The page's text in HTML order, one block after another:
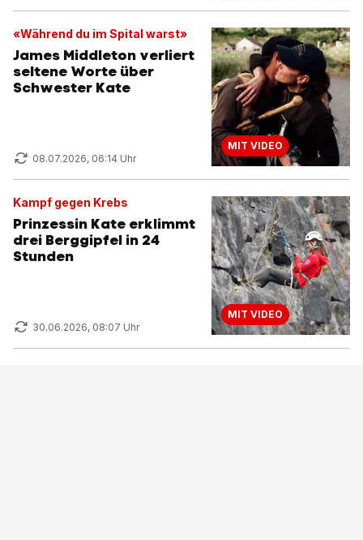
«Während du im Spital warst»
James Middleton verliert
seltene Worte über
Schwester Kate
08.07.2026, 06:14 Uhr
MIT VIDEO
Kampf gegen Krebs
Prinzessin Kate erklimmt
drei Berggipfel in 24
Stunden
30.06.2026, 08:07 Uhr
MIT VIDEO